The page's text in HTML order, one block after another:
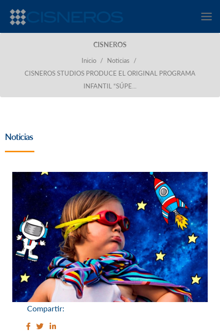
CISNEROS
Inicio / Noticias
/
CISNEROS STUDIOS PRODUCE EL ORIGINAL PROGRAMA
INFANTIL “SÚPE...
Noticias
Compartir: